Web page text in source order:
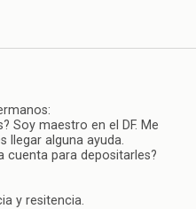
Soy maestro en el DF. Me
llegar alguna ayuda.
cuenta para depositarles?
y resitencia.